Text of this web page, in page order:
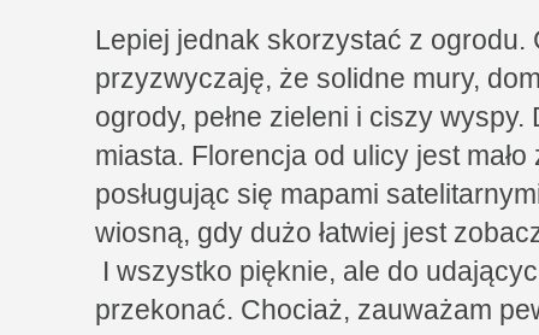
Lepiej jednak skorzystać z ogrodu.
przyzwyczaję, że solidne mury,
ogrody, pełne zieleni i ciszy
miasta. Florencja od ulicy jest
posługując się mapami
wiosną, gdy dużo łatwiej jest
I wszystko pięknie, ale do
przekonać. Chociaż, zauważam